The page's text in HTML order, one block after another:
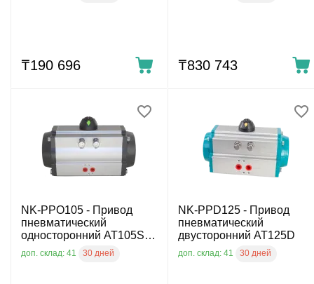
₸190 696 ₸830 743
NK-PPO105 - Привод
пневматический
односторонний AT105S,
DN65, DN80, NK-PPO105
доп. склад: 41 30 дней
NK-PPD125 - Привод
пневматический
двусторонний AT125D
доп. склад: 41 30 дней